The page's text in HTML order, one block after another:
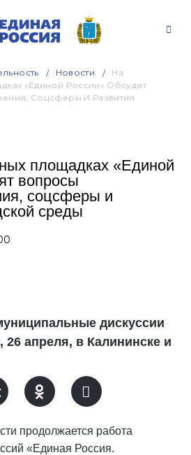
Новости
На
«Единой России» Обсудят
Соцсферы И Развития
площадках «Единой
вопросы
соцсферы и
среды
дискуссии
26 апреля, в Калининске и
продолжается работа
«Единая Россия.